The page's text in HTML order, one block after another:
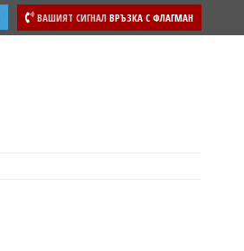
ВАШИЯТ СИГНАЛ ВРЪЗКА С ФЛАГМАН